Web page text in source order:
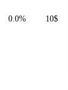
10$
0.0%